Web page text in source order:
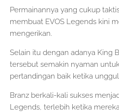
Permainannya yang cukup
membuat EVOS Legends kini
mengerikan.
Selain itu dengan adanya King
tersebut semakin nyaman
pertandingan baik ketika
Branz berkali-kali sukses
Legends, terlebih ketika